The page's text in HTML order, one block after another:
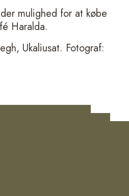
mulighed for at købe
Haralda.
Ukaliusat. Fotograf: